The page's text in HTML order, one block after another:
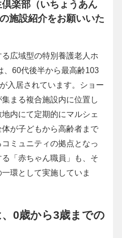
楽部（いちょうあん
施設紹介をお願いいた
広域型の特別養護老人ホ
、60代後半から最高齢103
入居されています。ショー
まる複合施設内に位置し
内にて定期的にマルシェ
が子どもから高齢者まで
ミュニティの拠点となっ
「赤ちゃん職員」も、そ
環として実施していま
0歳から3歳までの